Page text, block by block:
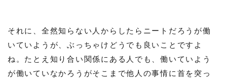
それに、全然知らない人からしたらニートだろうが働
いていようが、ぶっちゃけどうでも良いことですよ
ね。たとえ知り合い関係にある人でも、働いていよう
が働いていなかろうがそこまで他人の事情に首を突っ